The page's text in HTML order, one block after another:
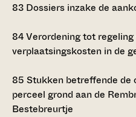
83 Dossiers inzake de
84Verordening tot
verplaatsingskosten in de
85 Stukken betreffende de
perceel grond aan de
Bestebreurtje